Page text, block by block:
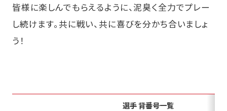
皆様に楽しんでもらえるように、泥臭く全力でプレー
し続けます。共に戦い、共に喜びを分かち合いましょ
う！
選手 背番号一覧